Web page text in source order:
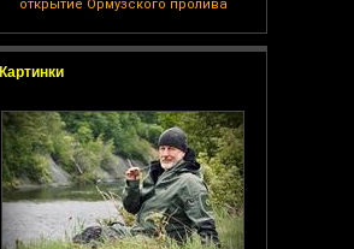
открытие Ормузского пролива
Картинки